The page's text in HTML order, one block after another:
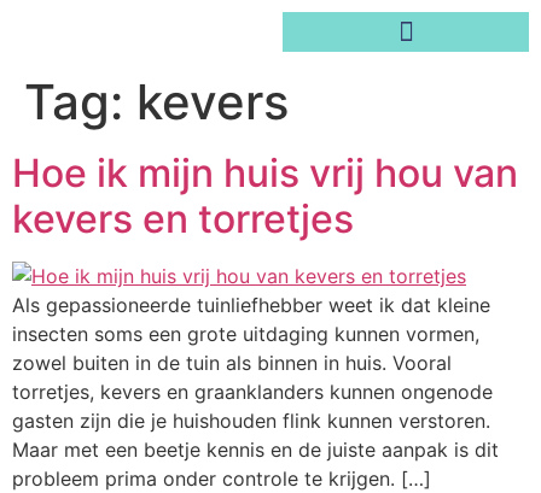
Tag: kevers
Hoe ik mijn huis vrij hou van
kevers en torretjes
Als gepassioneerde tuinliefhebber weet ik dat kleine
insecten soms een grote uitdaging kunnen vormen,
zowel buiten in de tuin als binnen in huis. Vooral
torretjes, kevers en graanklanders kunnen ongenode
gasten zijn die je huishouden flink kunnen verstoren.
Maar met een beetje kennis en de juiste aanpak is dit
probleem prima onder controle te krijgen. […]